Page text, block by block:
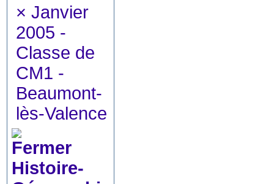
× Janvier
2005 -
Classe de
CM1 -
Beaumont-
lès-Valence
Histoire-